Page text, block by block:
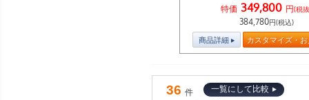
特価 349,800 円(税
384,780円(税込)
商品詳細 カスタマイズ・
36 件
一覧にして比較